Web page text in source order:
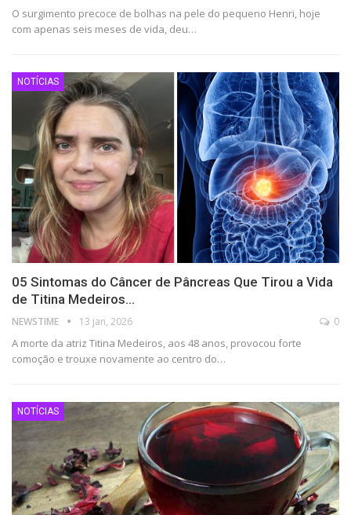
O surgimento precoce de bolhas na pele do pequeno Henri, hoje
com apenas seis meses de vida, deu…
NOTÍCIAS
05 Sintomas do Câncer de Pâncreas Que Tirou a Vida
de Titina Medeiros…
NEWSTIME 13 jan, 2026 0
A morte da atriz Titina Medeiros, aos 48 anos, provocou forte
comoção e trouxe novamente ao centro do…
NOTÍCIAS